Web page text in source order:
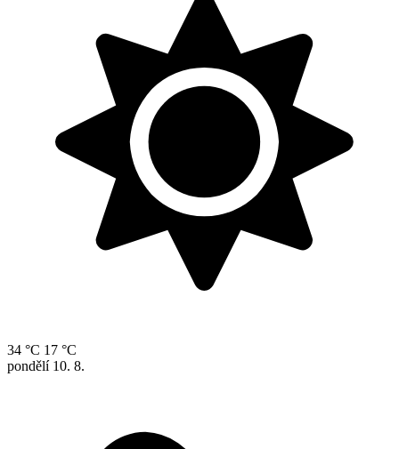
34 °C 17 °C
pondělí 10. 8.